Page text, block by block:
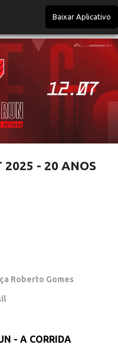
Baixar Aplicativo
2025 - 20 ANOS
Roberto Gomes
- A CORRIDA